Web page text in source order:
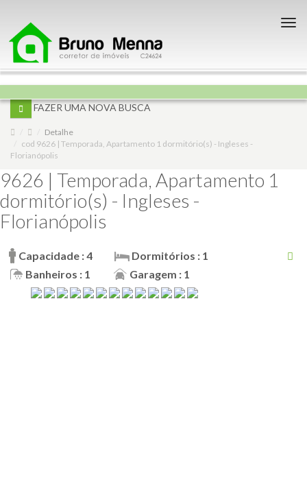
FAZER UMA NOVA BUSCA
Detalhe
cod 9626 | Temporada, Apartamento 1 dormitório(s) - Ingleses -
Florianópolis
9626 | Temporada, Apartamento 1
dormitório(s) - Ingleses -
Florianópolis
Capacidade : 4
Dormitórios : 1
Banheiros : 1
Garagem : 1